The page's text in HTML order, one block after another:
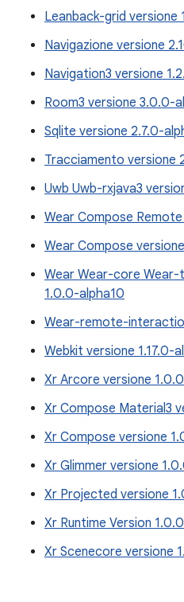
Leanback-grid versione
Navigazione versione
Navigation3 versione
Room3 versione 3.0.0-
Sqlite versione 2.7.0-
Tracciamento versione
Uwb Uwb-rxjava3
Wear Compose
Wear Compose
Wear Wear-core
1.0.0-alpha10
Wear-remote-
Webkit versione 1.17.0-
Xr Arcore versione
Xr Compose Material3
Xr Compose versione
Xr Glimmer versione
Xr Projected versione
Xr Runtime Version
Xr Scenecore versione